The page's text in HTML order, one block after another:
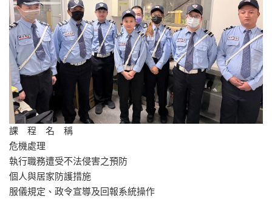
課 程 名 稱
危機處理
執行職務遭受不法侵害之預防
個人與居家防護措施
服儀規定、政令宣導及回報系統操作